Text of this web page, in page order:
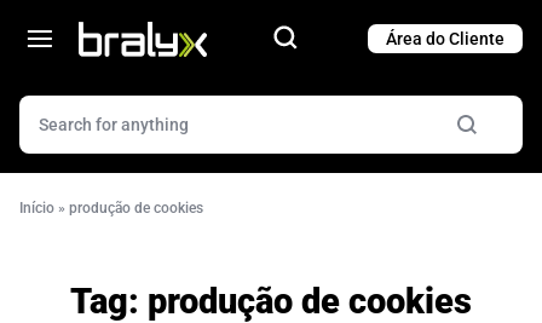
Início » produção de cookies
Tag: produção de cookies